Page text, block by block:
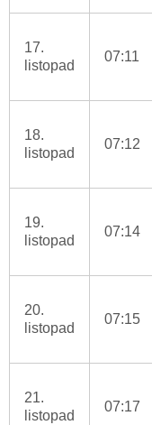
17.
listopad
07:11
18.
listopad
07:12
19.
listopad
07:14
20.
listopad
07:15
21.
listopad
07:17